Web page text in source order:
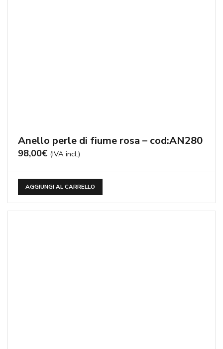
Anello perle di fiume rosa – cod:AN280
98,00€ (IVA incl.)
AGGIUNGI AL CARRELLO